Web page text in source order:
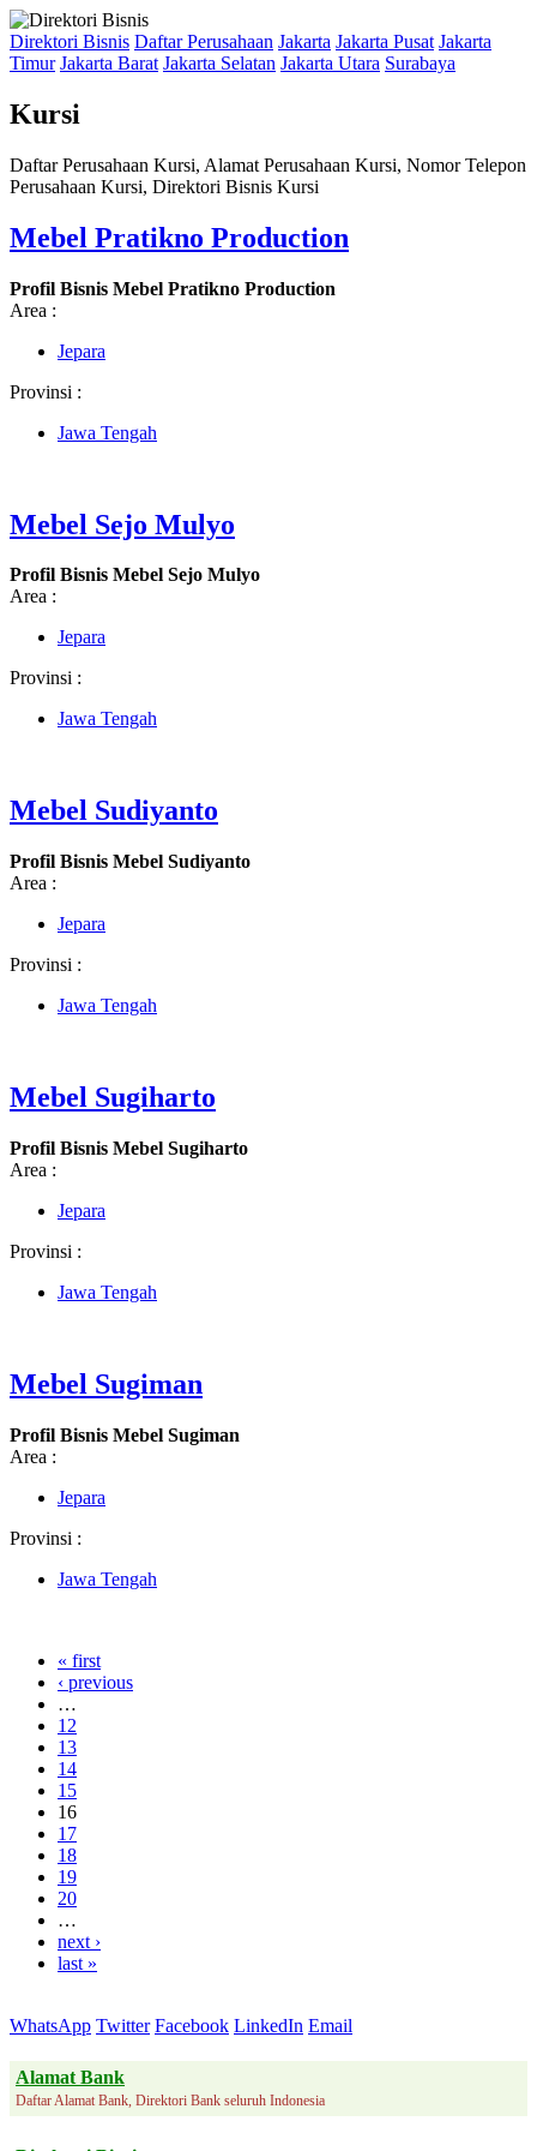
Direktori Bisnis Daftar Perusahaan Jakarta Jakarta Pusat Jakarta
Timur Jakarta Barat Jakarta Selatan Jakarta Utara Surabaya
Kursi
Daftar Perusahaan Kursi, Alamat Perusahaan Kursi, Nomor Telepon
Perusahaan Kursi, Direktori Bisnis Kursi
Mebel Pratikno Production
Profil Bisnis Mebel Pratikno Production
Area :
Jepara
Provinsi :
Jawa Tengah
Mebel Sejo Mulyo
Profil Bisnis Mebel Sejo Mulyo
Area :
Jepara
Provinsi :
Jawa Tengah
Mebel Sudiyanto
Profil Bisnis Mebel Sudiyanto
Area :
Jepara
Provinsi :
Jawa Tengah
Mebel Sugiharto
Profil Bisnis Mebel Sugiharto
Area :
Jepara
Provinsi :
Jawa Tengah
Mebel Sugiman
Profil Bisnis Mebel Sugiman
Area :
Jepara
Provinsi :
Jawa Tengah
« first
‹ previous
…
12
13
14
15
16
17
18
19
20
…
next ›
last »
WhatsApp Twitter Facebook LinkedIn Email
Alamat Bank
Daftar Alamat Bank, Direktori Bank seluruh Indonesia